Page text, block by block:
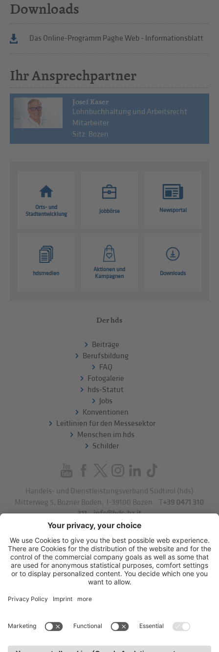
Downloads
Das Online-Programm Paghe Web - Informationsblatt
Ihr Ansprechpartner
Josef Kaser
Lohnbuchhaltung und Arbeitsrecht
Mitarbeiter
Sitz: Bozen
Orts- und
Stadtentwicklung
Jobbörse Newsportal
hdsmedien
Aktionen und
Kampagnen
Downloads
Der hds
Beiträge
Berufsbildung
FAQ
Fotogalerie
hds-Statut
Jobs
Konventionen
Leitlinien für den Messesektor
Menschen im hds
Schilder
Handels- und Dienstleistungsverband Südtirol (hds)
Mitterweg 5, Bozner Boden
I-39100 Bozen . T+39 0471 310
311.info@hds-bz.it
Impressum
Datenschutzerklärung
Cookie-Einstellungen
Sitemap